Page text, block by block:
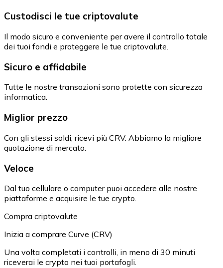
Custodisci le tue criptovalute
Il modo sicuro e conveniente per avere il controllo totale
dei tuoi fondi e proteggere le tue criptovalute.
Sicuro e affidabile
Tutte le nostre transazioni sono protette con sicurezza
informatica.
Miglior prezzo
Con gli stessi soldi, ricevi più CRV. Abbiamo la migliore
quotazione di mercato.
Veloce
Dal tuo cellulare o computer puoi accedere alle nostre
piattaforme e acquisire le tue crypto.
Compra criptovalute
Inizia a comprare Curve (CRV)
Una volta completati i controlli, in meno di 30 minuti
riceverai le crypto nei tuoi portafogli.